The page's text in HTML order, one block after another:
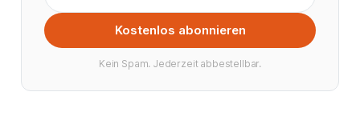
Kostenlos abonnieren
Kein Spam. Jederzeit abbestellbar.